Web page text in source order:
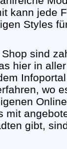
kann jede
Styles
sind
hier in
wo
mit
gibt,